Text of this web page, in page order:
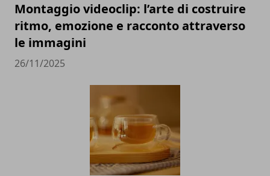
Montaggio videoclip: l’arte di costruire
ritmo, emozione e racconto attraverso
le immagini
26/11/2025